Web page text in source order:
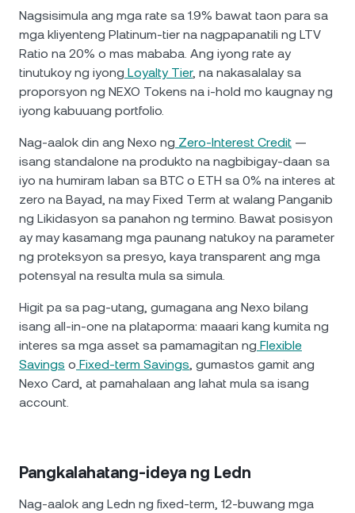
Nagsisimula ang mga rate sa 1.9% bawat taon para sa
mga kliyenteng Platinum-tier na nagpapanatili ng LTV
Ratio na 20% o mas mababa. Ang iyong rate ay
tinutukoy ng iyong Loyalty Tier, na nakasalalay sa
proporsyon ng NEXO Tokens na i-hold mo kaugnay ng
iyong kabuuang portfolio.
Nag-aalok din ang Nexo ng Zero-Interest Credit —
isang standalone na produkto na nagbibigay-daan sa
iyo na humiram laban sa BTC o ETH sa 0% na interes at
zero na Bayad, na may Fixed Term at walang Panganib
ng Likidasyon sa panahon ng termino. Bawat posisyon
ay may kasamang mga paunang natukoy na parameter
ng proteksyon sa presyo, kaya transparent ang mga
potensyal na resulta mula sa simula.
Higit pa sa pag-utang, gumagana ang Nexo bilang
isang all-in-one na plataporma: maaari kang kumita ng
interes sa mga asset sa pamamagitan ng Flexible
Savings o Fixed-term Savings, gumastos gamit ang
Nexo Card, at pamahalaan ang lahat mula sa isang
account.
Pangkalahatang-ideya ng Ledn
Nag-aalok ang Ledn ng fixed-term, 12-buwang mga